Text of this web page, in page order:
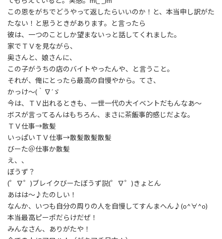
この恩をがちでどうやって返したらいいのか！と、本当申し訳がた
たない！と思うときがあります。と言ったら
彼は、一つのことしか望まないっと話してくれました。
家でＴＶを見ながら、
奥さんと、娘さんに、
この子がうちの店のバイトやったんや、と言うこと。
それが、俺にとったら最高の自慢やから。てさ、
かっけ〜(｀∇´ゞ
今は、ＴＶ出れるときも、一世一代の大イベントだもんなあ〜
ボスが言ってるんはもちろん、まさに茶飯事的感じだよな。
ＴＶ仕事→散髪
いっぱいＴＶ仕事→散髪散髪散髪
びーた＠仕事か散髪
え、、
ぼうず？
(゜∇゜)ブレイクびーたぼうず説(゜∇゜)きょとん
あはは〜♪たのしい！
なんか、いつも自分の周りの人を自慢してすんまへん♪(o^∀^o)
本当最高ピーポだらけだぜ！
みんなさん、ありがたや！